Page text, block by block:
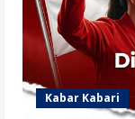
Kabar Kabari